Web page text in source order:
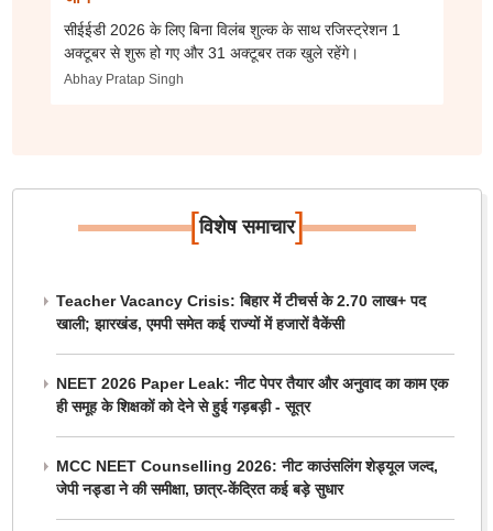
सीईईडी 2026 के लिए बिना विलंब शुल्क के साथ रजिस्ट्रेशन 1
अक्टूबर से शुरू हो गए और 31 अक्टूबर तक खुले रहेंगे।
Abhay Pratap Singh
[विशेष समाचार]
Teacher Vacancy Crisis: बिहार में टीचर्स के 2.70 लाख+ पद
खाली; झारखंड, एमपी समेत कई राज्यों में हजारों वैकेंसी
NEET 2026 Paper Leak: नीट पेपर तैयार और अनुवाद का काम एक
ही समूह के शिक्षकों को देने से हुई गड़बड़ी - सूत्र
MCC NEET Counselling 2026: नीट काउंसलिंग शेड्यूल जल्द,
जेपी नड्डा ने की समीक्षा, छात्र-केंद्रित कई बड़े सुधार